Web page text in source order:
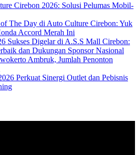
Cirebon 2026: Solusi Pelumas Mobil-
The Day di Auto Culture Cirebon: Yuk
Accord Merah Ini
Sukses Digelar di A.S.S Mall Cirebon:
dan Dukungan Sponsor Nasional
Ambruk, Jumlah Penonton
Perkuat Sinergi Outlet dan Pebisnis